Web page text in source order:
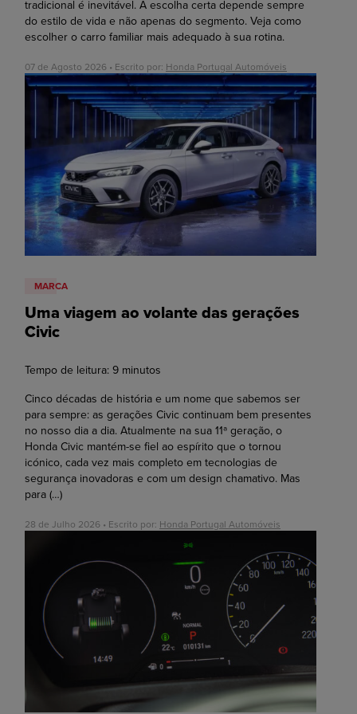
tradicional é inevitável. A escolha certa depende sempre
do estilo de vida e não apenas do segmento. Veja como
escolher o carro familiar mais adequado à sua rotina.
07 de Agosto 2026 • Escrito por: Honda Portugal Automóveis
MARCA
Uma viagem ao volante das gerações
Civic
Tempo de leitura: 9 minutos
Cinco décadas de história e um nome que sabemos ser
para sempre: as gerações Civic continuam bem presentes
no nosso dia a dia. Atualmente na sua 11ª geração, o
Honda Civic mantém-se fiel ao espírito que o tornou
icónico, cada vez mais completo em tecnologias de
segurança inovadoras e com um design chamativo. Mas
para (…)
28 de Julho 2026 • Escrito por: Honda Portugal Automóveis